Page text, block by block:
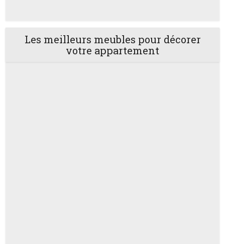
Les meilleurs meubles pour décorer
votre appartement